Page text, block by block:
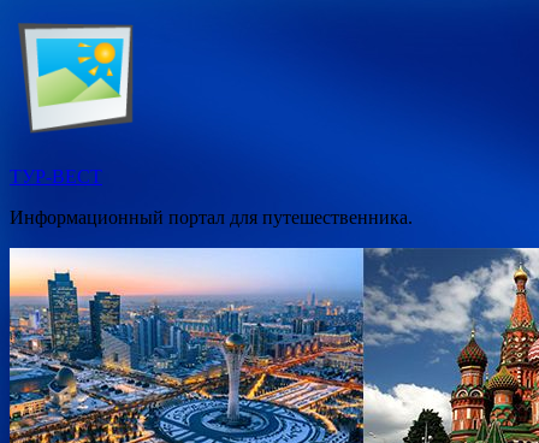
Перейти
содержимому
ТУР-ВЕСТ
Информационный портал для путешественника.